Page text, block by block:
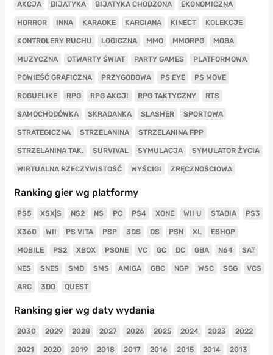
AKCJA BIJATYKA BIJATYKA CHODZONA EKONOMICZNA
HORROR INNA KARAOKE KARCIANA KINECT KOLEKCJE
KONTROLERY RUCHU LOGICZNA MMO MMORPG MOBA
MUZYCZNA OTWARTY ŚWIAT PARTY GAMES PLATFORMOWA
POWIEŚĆ GRAFICZNA PRZYGODOWA PS EYE PS MOVE
ROGUELIKE RPG RPG AKCJI RPG TAKTYCZNY RTS
SAMOCHODÓWKA SKRADANKA SLASHER SPORTOWA
STRATEGICZNA STRZELANINA STRZELANINA FPP
STRZELANINA TAK. SURVIVAL SYMULACJA SYMULATOR ŻYCIA
WIRTUALNA RZECZYWISTOŚĆ WYŚCIGI ZRĘCZNOŚCIOWA
Ranking gier wg platformy
PS5 XSX|S NS2 NS PC PS4 XONE WII U STADIA PS3
X360 WII PS VITA PSP 3DS DS PSN XL ESHOP
MOBILE PS2 XBOX PSONE VC GC DC GBA N64 SAT
NES SNES SMD SMS AMIGA GBC NGP WSC SGG VCS
ARC 3DO QUEST
Ranking gier wg daty wydania
2030 2029 2028 2027 2026 2025 2024 2023 2022
2021 2020 2019 2018 2017 2016 2015 2014 2013